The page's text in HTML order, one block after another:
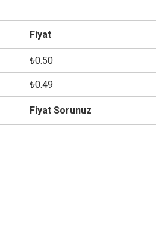
Fiyat
₺0.50
₺0.49
Fiyat Sorunuz